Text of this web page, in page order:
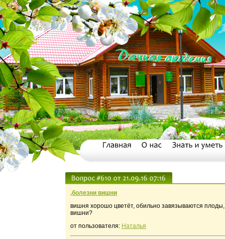
,болезни вишни
вишня хорошо цветёт, обильно завязываются
вишни?
от пользователя: Наталья